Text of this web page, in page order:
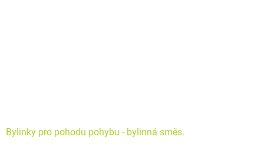
Bylinky pro pohodu pohybu - bylinná směs.